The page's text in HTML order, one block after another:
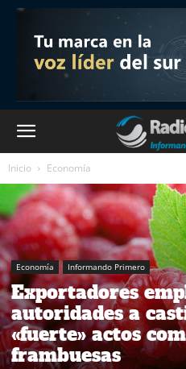
Inicio Economía
Economía Informando Primero
Exportadores
autoridades a
«fuerte» actos
frambuesas